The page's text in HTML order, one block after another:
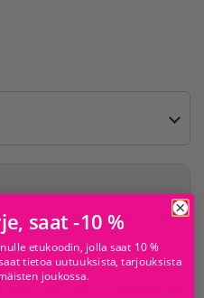
valmis 24 tunnissa
valmis 24 tunnissa
saat -10 %
etukoodin, jolla saat 10 %
tietoa uutuuksista, tarjouksista
joukossa.